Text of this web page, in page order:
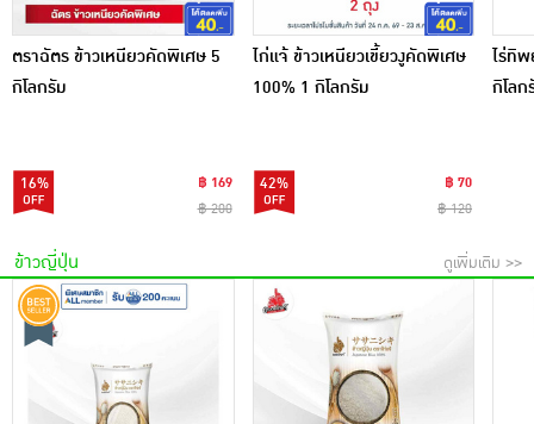
ตราฉัตร ข้าวเหนียวคัดพิเศษ 5
กิโลกรัม
16%
฿ 169
฿ 200
ไก่แจ้ ข้าวเหนียวเขี้ยวงูคัดพิเศษ
100% 1 กิโลกรัม
42%
฿ 70
฿ 120
ไร่ทิพ
กิโลก
ข้าวญี่ปุ่น ดูเพิ่มเติม >>